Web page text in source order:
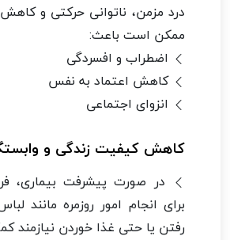
درد مزمن، ناتوانی حرکتی و
ممکن است باعث:
اضطراب و افسردگی
کاهش اعتماد به نفس
انزوای اجتماعی
کاهش کیفیت زندگی و
در صورت پیشرفت بیماری،
برای انجام امور روزمره مانند
رفتن یا حتی غذا خوردن نیازمند